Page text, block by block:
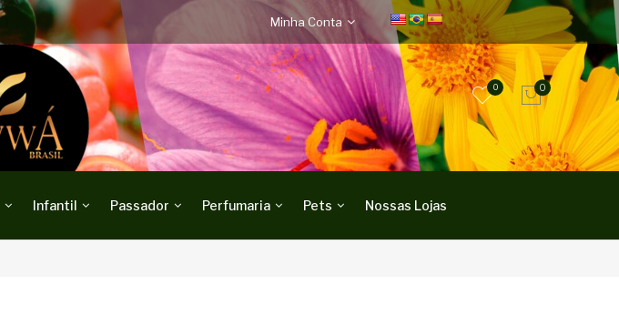
Minha Conta
0
0
Infantil Passador Perfumaria Pets Nossas Lojas